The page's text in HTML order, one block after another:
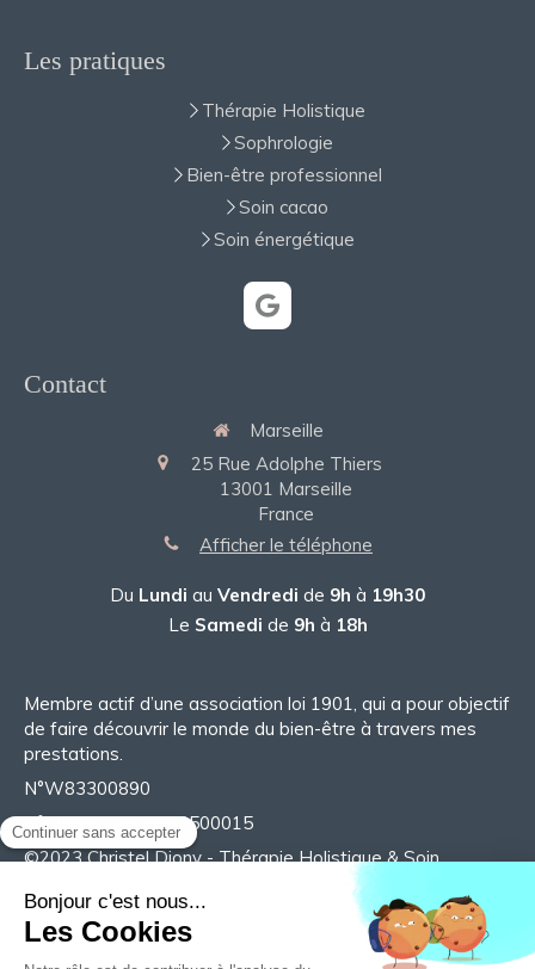
Les pratiques
Thérapie Holistique
Sophrologie
Bien-être professionnel
Soin cacao
Soin énergétique
Contact
Marseille
25 Rue Adolphe Thiers
13001 Marseille
France
Afficher le téléphone
Du Lundi au Vendredi de 9h à 19h30
Le Samedi de 9h à 18h
Membre actif d’une association loi 1901, qui a pour objectif
de faire découvrir le monde du bien-être à travers mes
prestations.
N°W83300890
N°SIRET 98527718500015
©2023 Christel Diony - Thérapie Holistique & Soin